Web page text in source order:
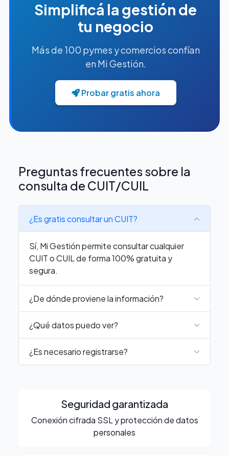
Simplificá la gestión de
tu negocio
Más de 100 pymes y comercios confían
en Mi Gestión.
Probar gratis ahora
Preguntas frecuentes sobre la
consulta de CUIT/CUIL
¿Es gratis consultar un CUIT?
Sí, Mi Gestión permite consultar cualquier
CUIT o CUIL de forma 100% gratuita y
segura.
¿De dónde proviene la información?
¿Qué datos puedo ver?
¿Es necesario registrarse?
Seguridad garantizada
Conexión cifrada SSL y protección de datos
personales